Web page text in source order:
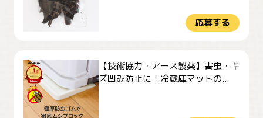
応募する
【技術協力・アース製薬】害虫・キ
ズ凹み防止に！冷蔵庫マットの...